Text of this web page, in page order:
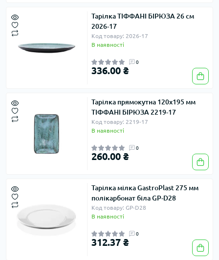
Тарілка ТІФФАНІ БІРЮЗА 26 см
2026-17
Код товару: 2026-17
В наявності
0
336.00 ₴
Тарілка прямокутна 120х195 мм
ТІФФАНІ БІРЮЗА 2219-17
Код товару: 2219-17
В наявності
0
260.00 ₴
Тарілка мілка GastroPlast 275 мм
полікарбонат біла GP-D28
Код товару: GP-D28
В наявності
0
312.37 ₴